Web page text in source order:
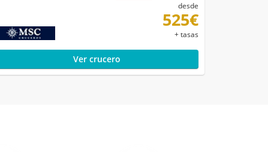
desde
525€
+ tasas
Ver crucero